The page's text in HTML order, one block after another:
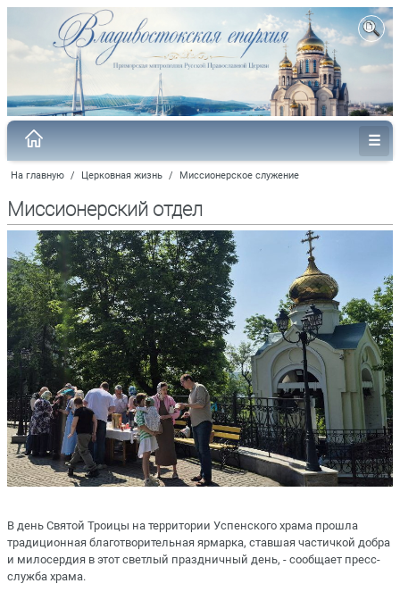
На главную / Церковная жизнь / Миссионерское служение
Миссионерский отдел
В день Святой Троицы на территории Успенского храма прошла
традиционная благотворительная ярмарка, ставшая частичкой добра
и милосердия в этот светлый праздничный день, - сообщает пресс-
служба храма.